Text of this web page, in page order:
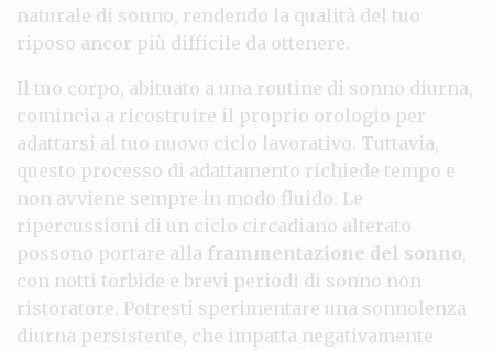
naturale di sonno, rendendo la qualità del tuo
riposo ancor più difficile da ottenere.
Il tuo corpo, abituato a una routine di sonno diurna,
comincia a ricostruire il proprio orologio per
adattarsi al tuo nuovo ciclo lavorativo. Tuttavia,
questo processo di adattamento richiede tempo e
non avviene sempre in modo fluido. Le
ripercussioni di un ciclo circadiano alterato
possono portare alla frammentazione del sonno,
con notti torbide e brevi periodi di sonno non
ristoratore. Potresti sperimentare una sonnolenza
diurna persistente, che impatta negativamente